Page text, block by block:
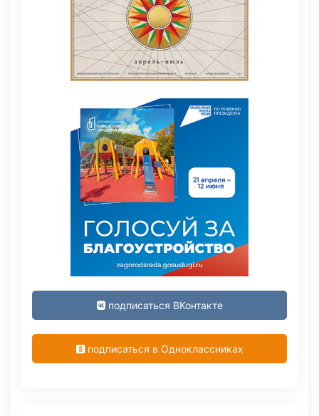
подписаться ВКонтакте
подписаться в Одноклассниках